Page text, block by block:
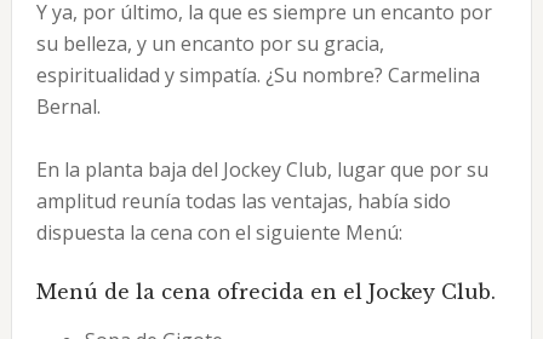
Y ya, por último, la que es siempre un encanto por
su belleza, y un encanto por su gracia,
espiritualidad y simpatía. ¿Su nombre? Carmelina
Bernal.
En la planta baja del Jockey Club, lugar que por su
amplitud reunía todas las ventajas, había sido
dispuesta la cena con el siguiente Menú:
Menú de la cena ofrecida en el Jockey Club.